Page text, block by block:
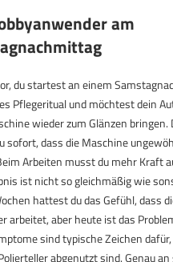
am
du startest an einem
Pflegeritual und möchtest dein
wieder zum Glänzen bringen.
sofort, dass die Maschine
Arbeiten musst du mehr Kraft
ist nicht so gleichmäßig wie
hattest du das Gefühl, dass
arbeitet, aber heute ist das
sind typische Zeichen
abgenutzt sind. Genau an